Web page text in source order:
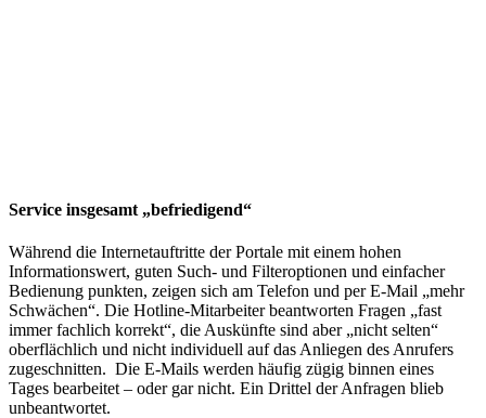
Service insgesamt „befriedigend“
Während die Internetauftritte der Portale mit einem hohen
Informationswert, guten Such- und Filteroptionen und einfacher
Bedienung punkten, zeigen sich am Telefon und per E-Mail „mehr
Schwächen“. Die Hotline-Mitarbeiter beantworten Fragen „fast
immer fachlich korrekt“, die Auskünfte sind aber „nicht selten“
oberflächlich und nicht individuell auf das Anliegen des Anrufers
zugeschnitten. Die E-Mails werden häufig zügig binnen eines
Tages bearbeitet – oder gar nicht. Ein Drittel der Anfragen blieb
unbeantwortet.